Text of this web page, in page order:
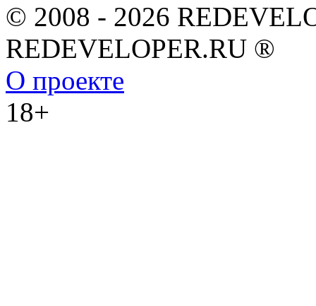
© 2008 - 2026
REDEVELOPER.RU ®
О проекте
18+